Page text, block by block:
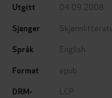
Utgitt 04.09.2008
Sjanger
Språk English
Format epub
DRM-
LCP